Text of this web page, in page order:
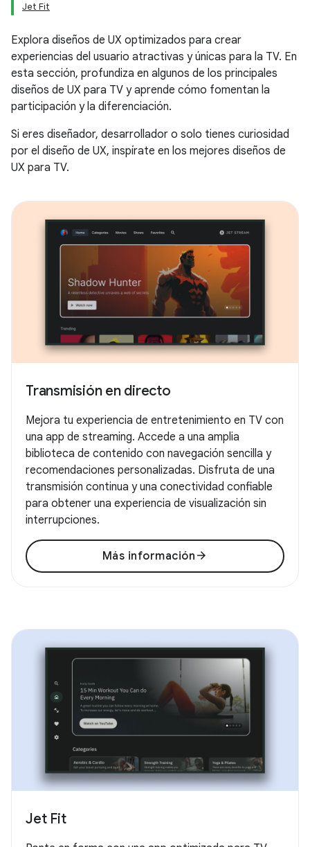
Jet Fit
Explora diseños de UX optimizados para crear
experiencias del usuario atractivas y únicas para la TV. En
esta sección, profundiza en algunos de los principales
diseños de UX para TV y aprende cómo fomentan la
participación y la diferenciación.
Si eres diseñador, desarrollador o solo tienes curiosidad
por el diseño de UX, inspírate en los mejores diseños de
UX para TV.
Transmisión en directo
Mejora tu experiencia de entretenimiento en TV con
una app de streaming. Accede a una amplia
biblioteca de contenido con navegación sencilla y
recomendaciones personalizadas. Disfruta de una
transmisión continua y una conectividad confiable
para obtener una experiencia de visualización sin
interrupciones.
Más información arrow_forward
Jet Fit